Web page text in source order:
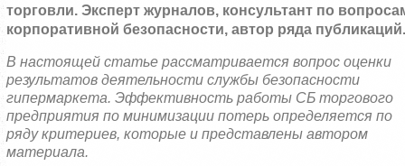
торговли. Эксперт журналов, консультант по
корпоративной безопасности, автор ряда публикаций.
В настоящей статье рассматривается вопрос оценки
результатов деятельности службы безопасности
гипермаркета. Эффективность работы СБ торгового
предприятия по минимизации потерь определяется по
ряду критериев, которые и представлены автором
материала.